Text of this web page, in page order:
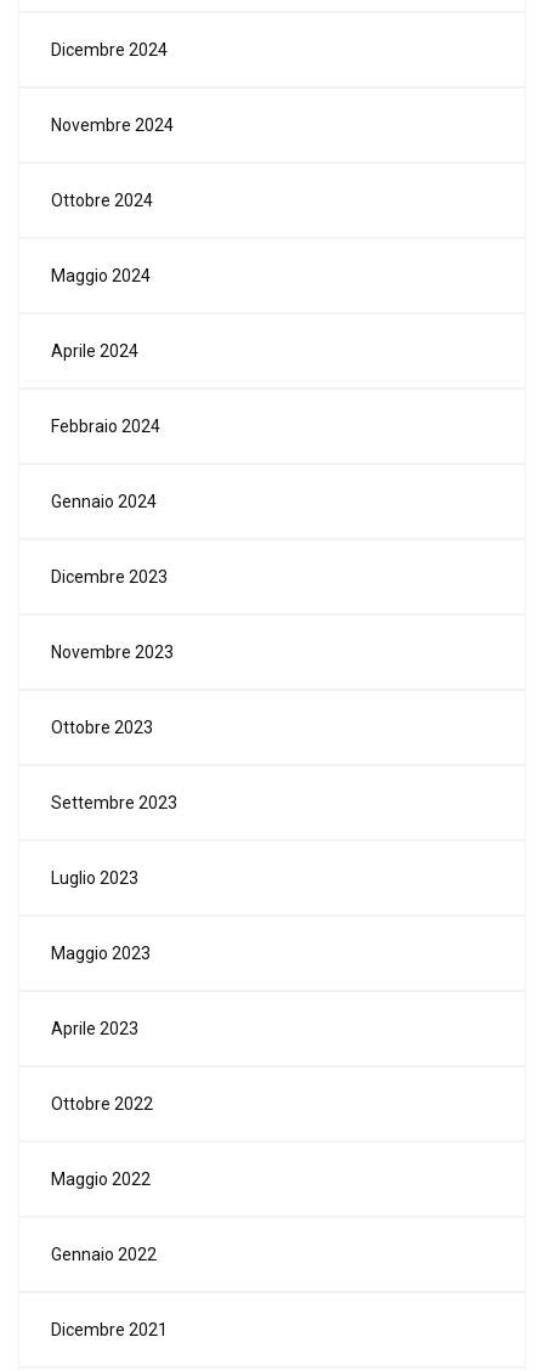
Dicembre 2024
Novembre 2024
Ottobre 2024
Maggio 2024
Aprile 2024
Febbraio 2024
Gennaio 2024
Dicembre 2023
Novembre 2023
Ottobre 2023
Settembre 2023
Luglio 2023
Maggio 2023
Aprile 2023
Ottobre 2022
Maggio 2022
Gennaio 2022
Dicembre 2021